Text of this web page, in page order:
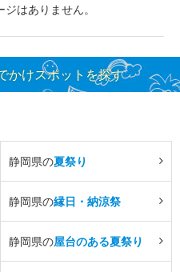
はありません。
かけスポットを探す
静岡県の夏祭り
静岡県の縁日・納涼祭
静岡県の屋台のある夏祭り